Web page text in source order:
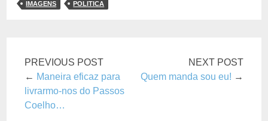
IMAGENS POLITICA
PREVIOUS POST
← Maneira eficaz para
livrarmo-nos do Passos
Coelho…
NEXT POST
Quem manda sou eu! →